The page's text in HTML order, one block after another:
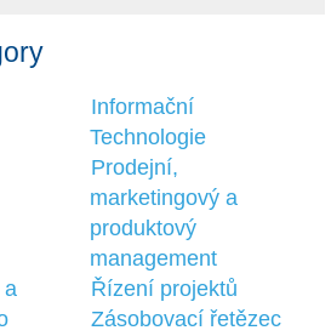
Informační
Technologie
Prodejní,
marketingový a
produktový
management
a
Řízení projektů
Zásobovací řetězec